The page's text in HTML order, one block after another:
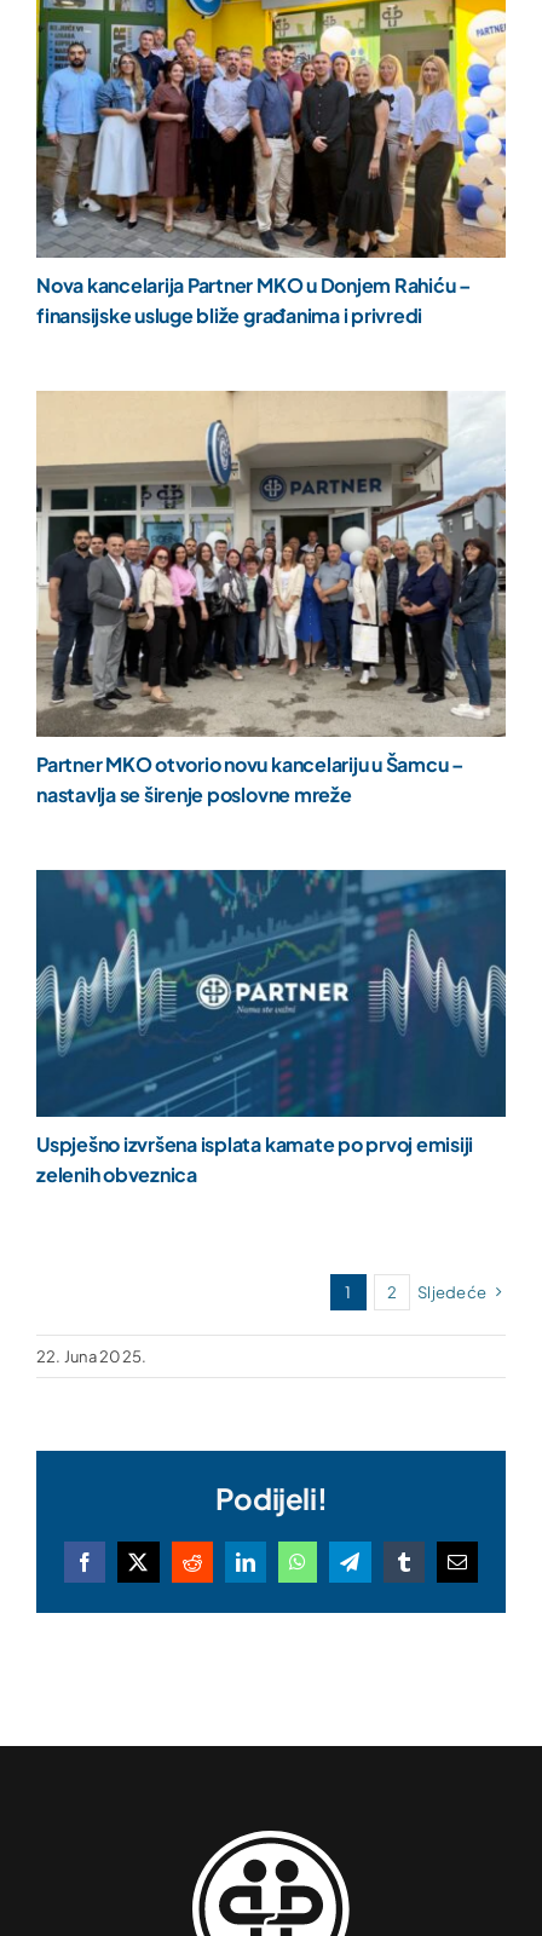
Nova kancelarija Partner MKO u Donjem Rahiću –
finansijske usluge bliže građanima i privredi
Partner MKO otvorio novu kancelariju u Šamcu –
nastavlja se širenje poslovne mreže
Uspješno izvršena isplata kamate po prvoj emisiji
zelenih obveznica
1 2 Sljedeće
22. Juna 2025.
Podijeli!
Facebook
X RedditLinkedInWhatsAppTelegramTumblrEmail